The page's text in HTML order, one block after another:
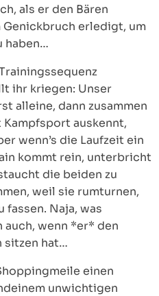
als er den Bären
erledigt, um
haben…
ihr kriegen: Unser
alleine, dann zusammen
auskennt,
wenn’s die Laufzeit ein
kommt rein, unterbricht
die beiden zu
weil sie rumturnen,
Naja, was
wenn *er* den
sitzen hat…
einen
unwichtigen